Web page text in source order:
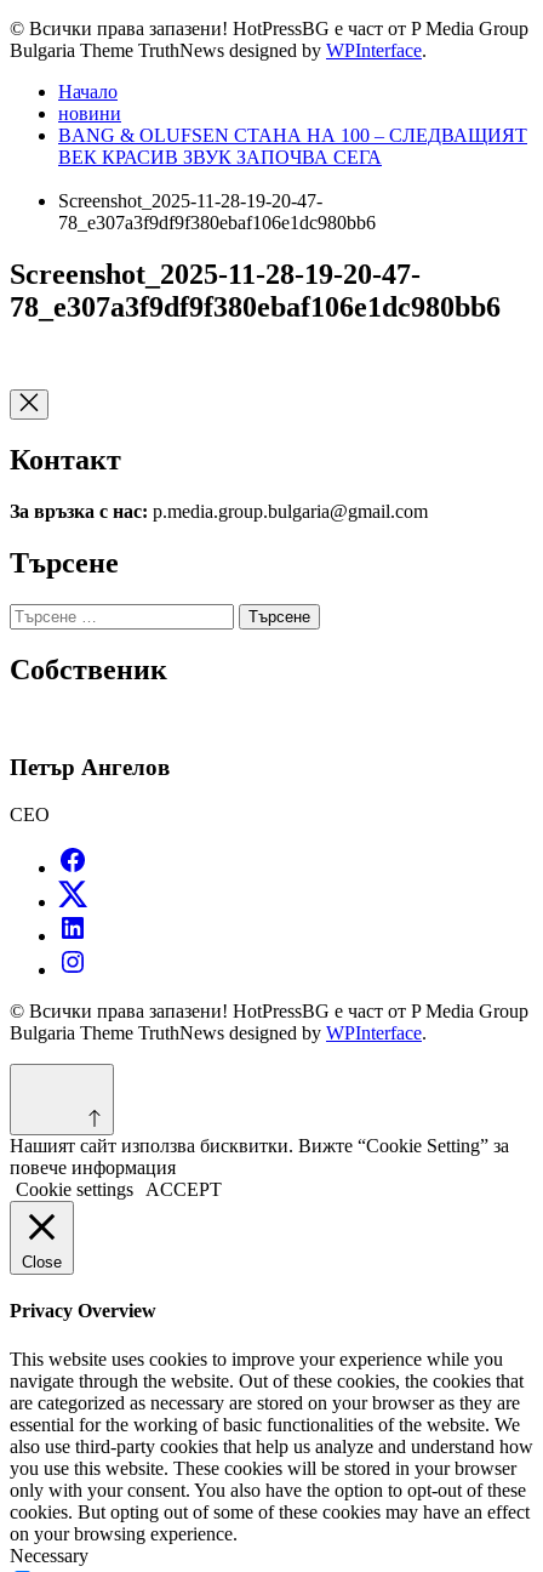
© Всички права запазени! HotPressBG е част от P Media Group
Bulgaria Theme TruthNews designed by WPInterface.
Начало
новини
BANG & OLUFSEN СТАНА НА 100 – СЛЕДВАЩИЯТ
ВЕК КРАСИВ ЗВУК ЗАПОЧВА СЕГА
Screenshot_2025-11-28-19-20-47-
78_e307a3f9df9f380ebaf106e1dc980bb6
Screenshot_2025-11-28-19-20-47-
78_e307a3f9df9f380ebaf106e1dc980bb6
Контакт
За връзка с нас: p.media.group.bulgaria@gmail.com
Търсене
Търсене
за:
Собственик
Петър Ангелов
CEO
© Всички права запазени! HotPressBG е част от P Media Group
Bulgaria Theme TruthNews designed by WPInterface.
Нашият сайт използва бисквитки. Вижте “Cookie Setting” за
повече информация
Cookie settings
ACCEPT
Close
Privacy Overview
This website uses cookies to improve your experience while you
navigate through the website. Out of these cookies, the cookies that
are categorized as necessary are stored on your browser as they are
essential for the working of basic functionalities of the website. We
also use third-party cookies that help us analyze and understand how
you use this website. These cookies will be stored in your browser
only with your consent. You also have the option to opt-out of these
cookies. But opting out of some of these cookies may have an effect
on your browsing experience.
Necessary